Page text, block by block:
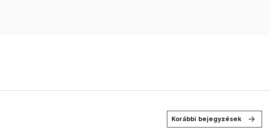
Korábbi bejegyzések